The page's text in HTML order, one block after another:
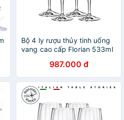
Bộ 4 ly rượu thủy tinh uống
vang cao cấp Florian 533ml
987.000 đ